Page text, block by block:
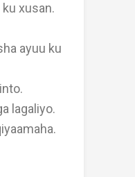
xusan.
ayuu ku
lagaliyo.